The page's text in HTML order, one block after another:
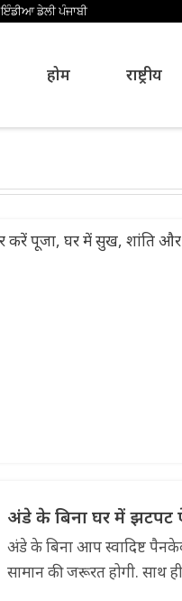
ਇੰਡੀਆ ਡੇਲੀ ਪੰਜਾਬੀ
होम राष्ट्रीय
अंडे के बिना घर में झटपट
अंडे के बिना आप स्वादिष्ट
सामान की जरूरत होगी. साथ